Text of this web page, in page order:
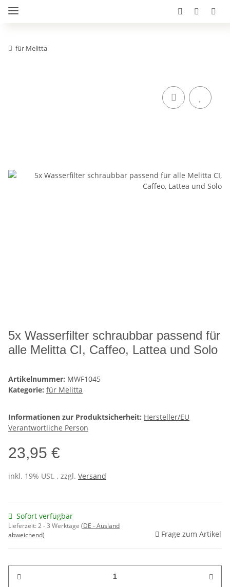
für Melitta
5x Wasserfilter schraubbar passend für
alle Melitta CI, Caffeo, Lattea und Solo
Artikelnummer: MWF1045
Kategorie: für Melitta
Informationen zur Produktsicherheit: Hersteller/EU
Verantwortliche Person
23,95 €
inkl. 19% USt. , zzgl. Versand
Sofort verfügbar
Lieferzeit:2 - 3 Werktage (DE - Ausland
abweichend)
Frage zum Artikel